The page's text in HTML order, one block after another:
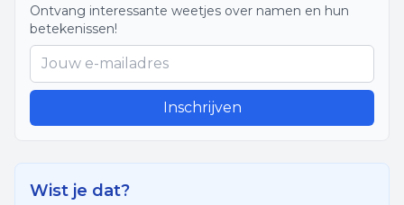
Ontvang interessante weetjes over namen en hun
betekenissen!
Inschrijven
Wist je dat?